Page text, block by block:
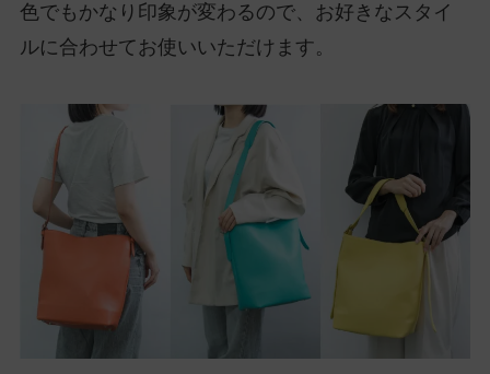
色でもかなり印象が変わるので、お好きなスタイ
ルに合わせてお使いいただけます。